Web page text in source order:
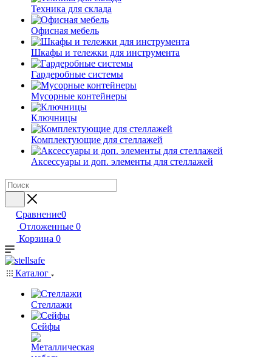
Техника для склада
Офисная мебель
Шкафы и тележки для инструмента
Гардеробные системы
Мусорные контейнеры
Ключницы
Комплектующие для стеллажей
Аксессуары и доп. элементы для стеллажей
Сравнение0
Отложенные 0
Корзина 0
Каталог
Стеллажи
Сейфы